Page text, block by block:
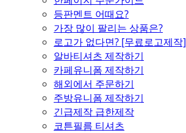
등판멘트 어때요?
가장 많이 팔리는 상품은?
로고가 없다면? [무료로고제작]
알바티셔츠 제작하기
카페유니폼 제작하기
해외에서 주문하기
주방유니폼 제작하기
긴급제작 급한제작
코튼필름 티셔츠